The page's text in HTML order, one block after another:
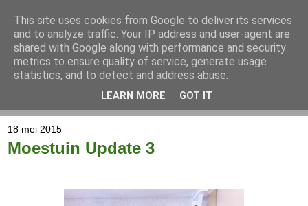
18 mei 2015
Moestuin Update 3
This site uses cookies from Google to deliver its services
and to analyze traffic. Your IP address and user-agent are
shared with Google along with performance and security
metrics to ensure quality of service, generate usage
statistics, and to detect and address abuse.
LEARN MORE GOT IT